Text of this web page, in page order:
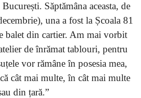
Săptămâna aceasta, de
una a fost la Școala 81
balet din cartier. Am mai vorbit
de înrămat tablouri, pentru
vor rămâne în posesia mea,
cât mai multe, în cât mai multe
din țară.”